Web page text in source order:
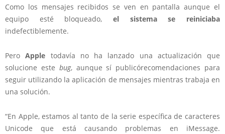
Como los mensajes recibidos se ven en pantalla aunque el
equipo esté bloqueado, el sistema se reiniciaba
indefectiblemente.
PeroApple todavía no ha lanzado una actualización que
solucione este bug, aunque sí publicórecomendaciones para
seguir utilizando la aplicación de mensajes mientras trabaja en
una solución.
“En Apple, estamos al tanto de la serie específica de caracteres
Unicode que está causando problemas en iMessage.